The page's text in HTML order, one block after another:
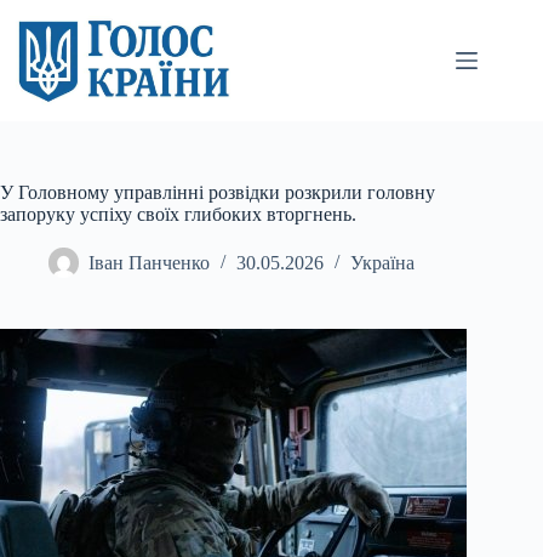
вмісту
У Головному управлінні розвідки розкрили головну
запоруку успіху своїх глибоких вторгнень.
Іван Панченко 30.05.2026 Україна